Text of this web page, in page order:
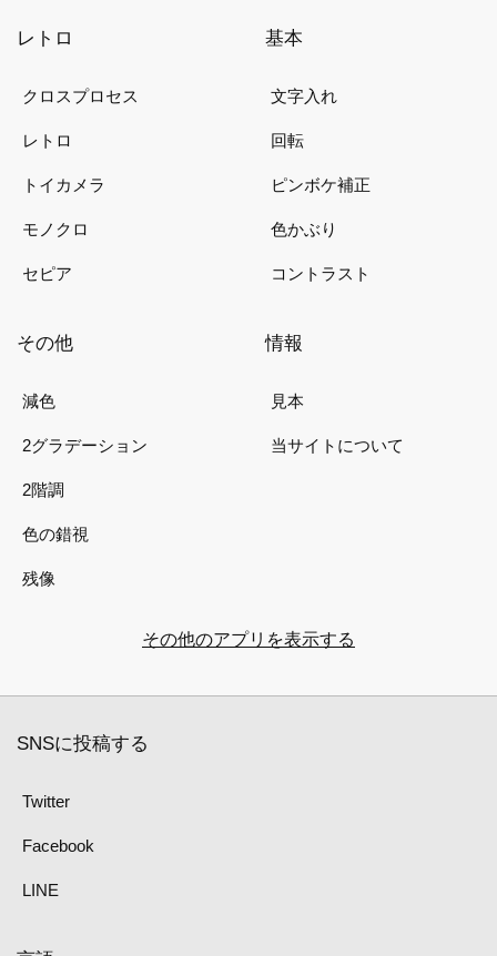
レトロ
クロスプロセス
レトロ
トイカメラ
モノクロ
セピア
基本
文字入れ
回転
ピンボケ補正
色かぶり
コントラスト
その他
減色
2グラデーション
2階調
色の錯視
残像
情報
見本
当サイトについて
その他のアプリを表示する
SNSに投稿する
Twitter
Facebook
LINE